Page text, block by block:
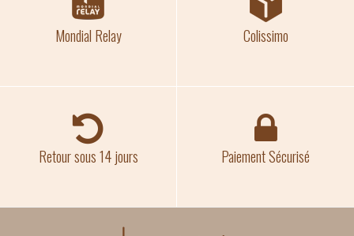
Mondial Relay Colissimo
Retour sous 14 jours Paiement Sécurisé